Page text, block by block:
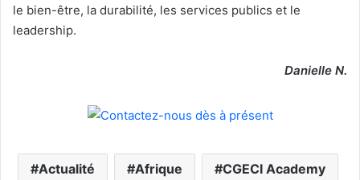
le bien-être, la durabilité, les services publics et le
leadership.
Danielle N.
Actualité Afrique CGECI Academy